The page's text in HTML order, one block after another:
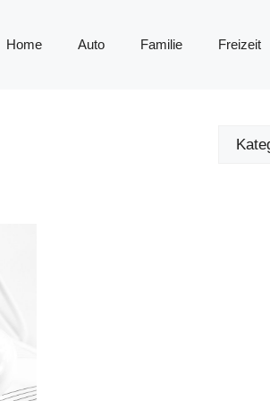
Home Auto Familie Freizeit